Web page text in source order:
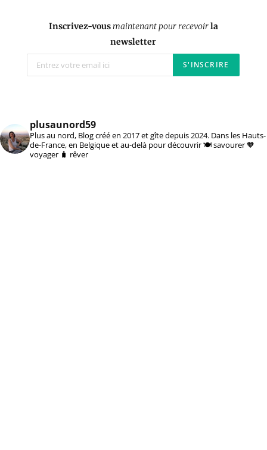
Inscrivez-vousmaintenant pour recevoirla
newsletter
plusaunord59
Plus au nord, Blog créé en 2017 et gîte depuis 2024. Dans les Hauts-
de-France, en Belgique et au-delà pour découvrir 🍽️ savourer 🧡
voyager 🧳 rêver